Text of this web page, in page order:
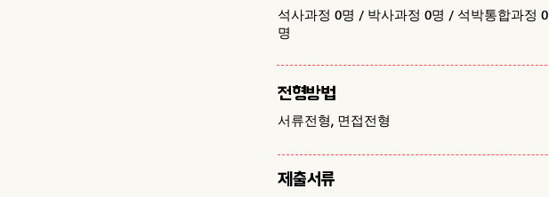
석사과정 0명 / 박사과정 0명 / 석박통합과정 0
명
​전형방법
서류전형, 면접전형
제출서류